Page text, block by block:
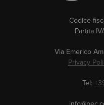
Codice
Partita
Via Emerico
Privacy
Tel: